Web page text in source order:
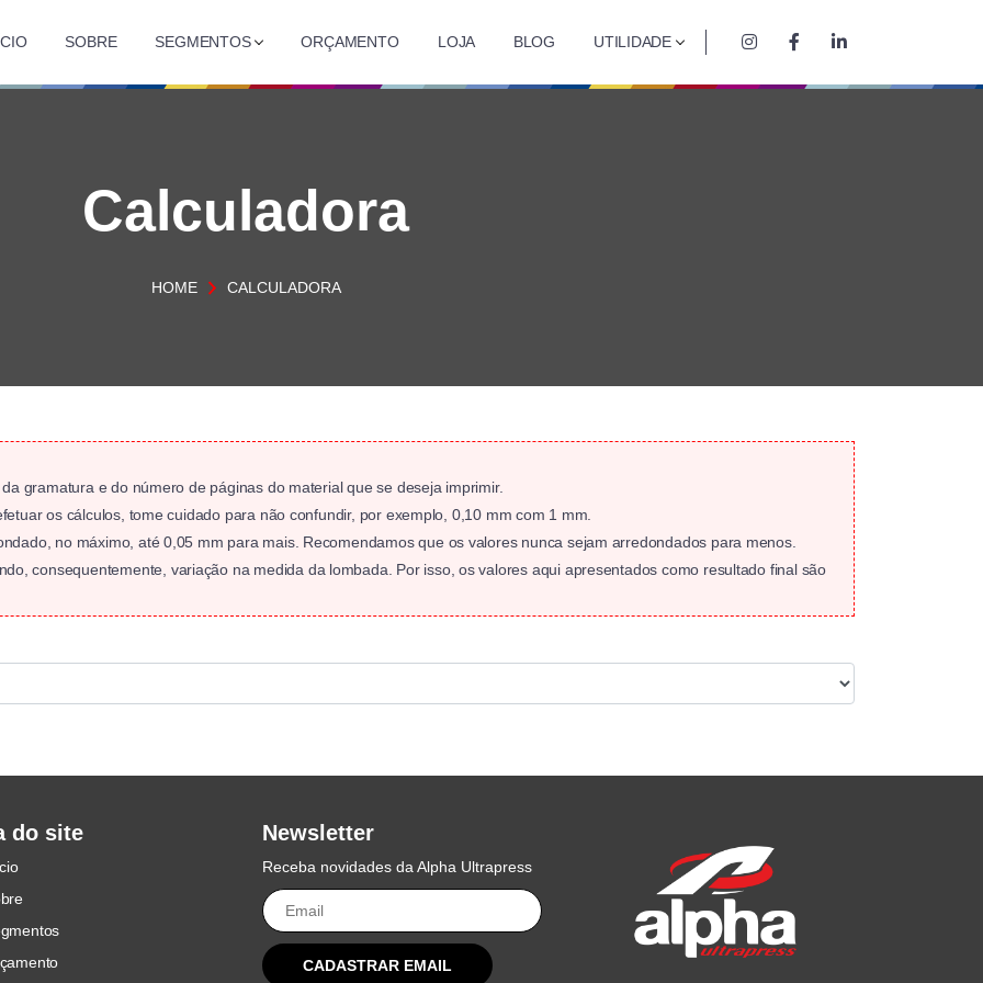
SOBRE SEGMENTOS ORÇAMENTO LOJA BLOG UTILIDADE
Calculadora
HOME CALCULADORA
gramatura e do número de páginas do material que se deseja imprimir.
os cálculos, tome cuidado para não confundir, por exemplo, 0,10 mm com 1 mm.
no máximo, até 0,05 mm para mais. Recomendamos que os valores nunca sejam arredondados para menos.
consequentemente, variação na medida da lombada. Por isso, os valores aqui apresentados como resultado final são
do site Newsletter
Receba novidades da Alpha Ultrapress